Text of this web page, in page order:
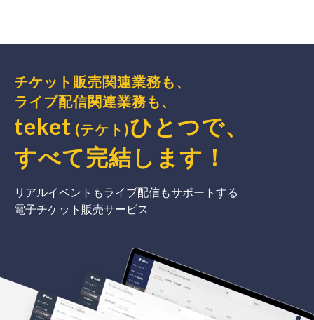
チケット販売関連業務も、
ライブ配信関連業務も、
teket (テケト)ひとつで、
すべて完結 します ！
リアルイベントもライブ配信もサポートする
電子チケット販売サービス